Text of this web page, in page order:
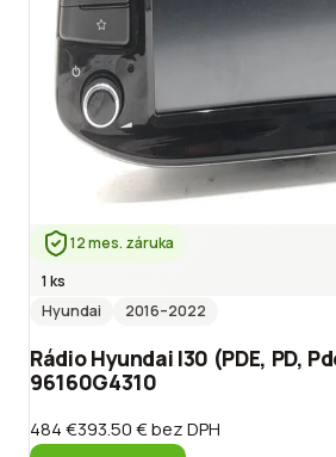
12 mes. záruka
1 ks
Hyundai
2016–2022
Rádio Hyundai I30 (PDE, PD,
96160G4310
484 €393.50 €bez DPH